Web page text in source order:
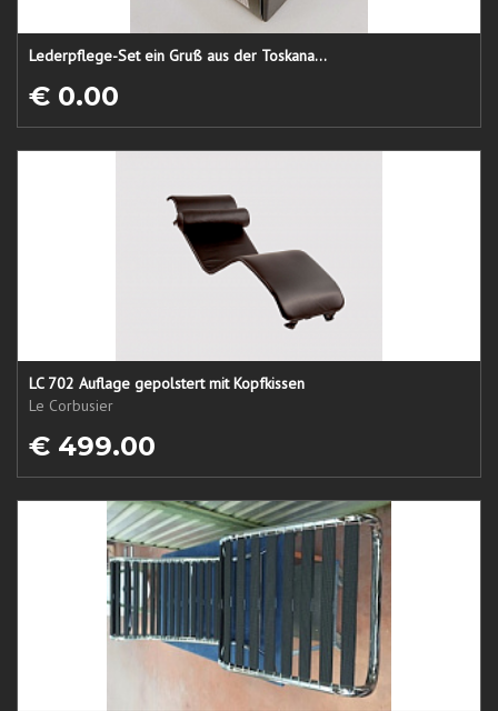
Lederpflege-Set ein Gruß aus der Toskana...
€ 0.00
LC 702 Auflage gepolstert mit Kopfkissen
Le Corbusier
€ 499.00